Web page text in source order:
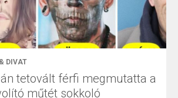
DIVAT
tetovált férfi megmutatta a
műtét sokkoló